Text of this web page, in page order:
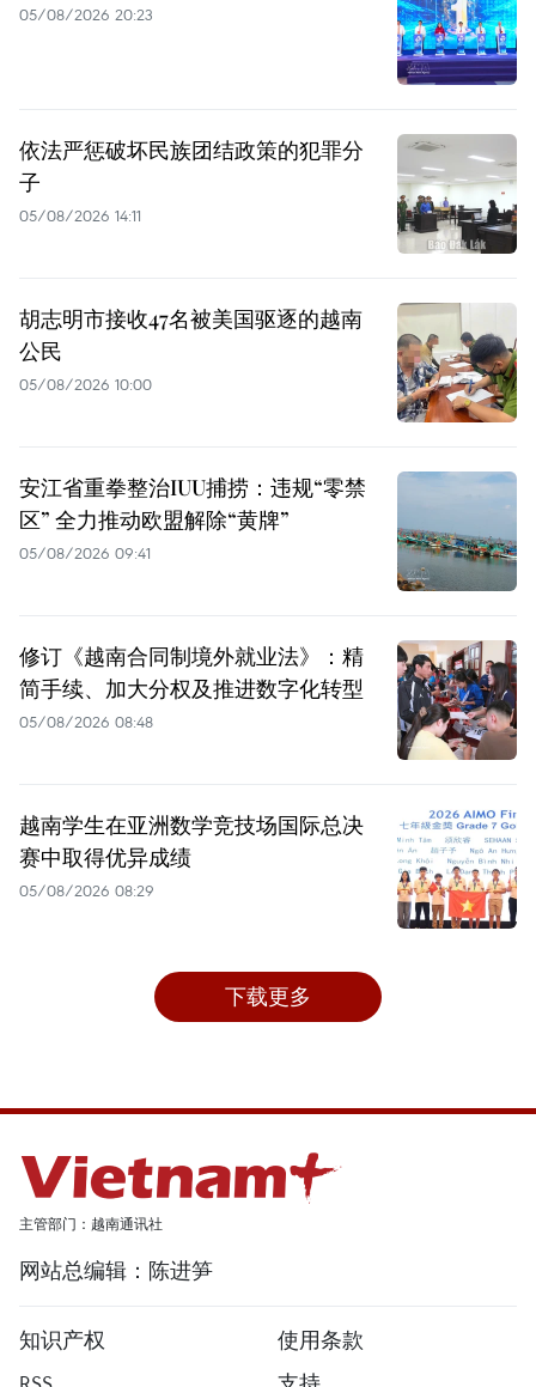
05/08/2026 20:23
依法严惩破坏民族团结政策的犯罪分
子
05/08/2026 14:11
胡志明市接收47名被美国驱逐的越南
公民
05/08/2026 10:00
安江省重拳整治IUU捕捞：违规“零禁
区” 全力推动欧盟解除“黄牌”
05/08/2026 09:41
修订《越南合同制境外就业法》：精
简手续、加大分权及推进数字化转型
05/08/2026 08:48
越南学生在亚洲数学竞技场国际总决
赛中取得优异成绩
05/08/2026 08:29
下载更多
主管部门：越南通讯社
网站总编辑：陈进笋
知识产权
使用条款